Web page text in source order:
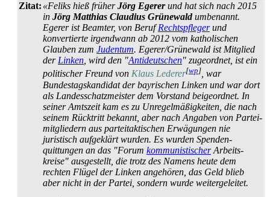
Zitat: «Feliks hieß früherJörg Egererund hat sich nach 2015
in Jörg Matthias Claudius Grünewaldumbenannt.
Egerer ist Beamter, von BerufRechtspflegerund
konvertierte irgendwann ab 2012 vom katholischen
Glauben zum Judentum. Egerer/Grünewald ist Mitglied
der Linken , wird den "Antideutschen" zugeordnet, ist ein
politischer Freund von Klaus Lederer[wp], war
Bundestags­kandidat der bayrischen Linken und war dort
als Landes­schatz­meister dem Vorstand beigeordnet. In
seiner Amtszeit kam es zu Un­regel­mäßig­keiten, die nach
seinem Rücktritt bekannt, aber nach Angaben von Partei­
mitgliedern aus partei­taktischen Erwägungen nie
juristisch aufgeklärt wurden. Es wurden Spenden­
quittungen an das "Forum kommunistischerArbeits­
kreise" ausgestellt, die trotz des Namens heute dem
rechten Flügel der Linken angehören, das Geld blieb
aber nicht in der Partei, sondern wurde weiter­geleitet.